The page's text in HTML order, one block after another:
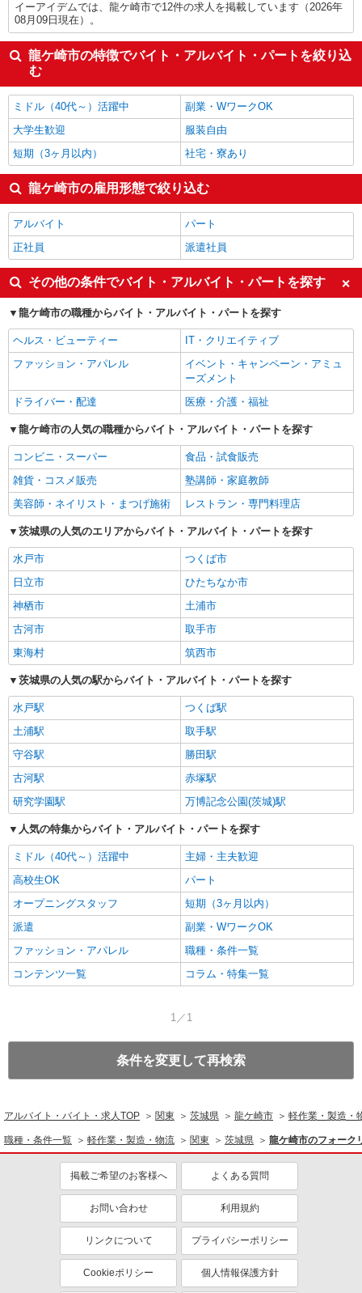
イーアイデムでは、龍ケ崎市で12件の求人を掲載しています（2026年
08月09日現在）。
龍ケ崎市の特徴でバイト・アルバイト・パートを絞り込
む
ミドル（40代～）活躍中
副業・WワークOK
大学生歓迎
服装自由
短期（3ヶ月以内）
社宅・寮あり
龍ケ崎市の雇用形態で絞り込む
アルバイト
パート
正社員
派遣社員
その他の条件でバイト・アルバイト・パートを探す
龍ケ崎市の職種からバイト・アルバイト・パートを探す
ヘルス・ビューティー
IT・クリエイティブ
ファッション・アパレル
イベント・キャンペーン・アミュ
ーズメント
ドライバー・配達
医療・介護・福祉
龍ケ崎市の人気の職種からバイト・アルバイト・パートを探す
コンビニ・スーパー
食品・試食販売
雑貨・コスメ販売
塾講師・家庭教師
美容師・ネイリスト・まつげ施術
レストラン・専門料理店
茨城県の人気のエリアからバイト・アルバイト・パートを探す
水戸市
つくば市
日立市
ひたちなか市
神栖市
土浦市
古河市
取手市
東海村
筑西市
茨城県の人気の駅からバイト・アルバイト・パートを探す
水戸駅
つくば駅
土浦駅
取手駅
守谷駅
勝田駅
古河駅
赤塚駅
研究学園駅
万博記念公園(茨城)駅
人気の特集からバイト・アルバイト・パートを探す
ミドル（40代～）活躍中
主婦・主夫歓迎
高校生OK
パート
オープニングスタッフ
短期（3ヶ月以内）
派遣
副業・WワークOK
ファッション・アパレル
職種・条件一覧
コンテンツ一覧
コラム・特集一覧
1／1
条件を変更して再検索
アルバイト・バイト・求人TOP 関東 茨城県 龍ケ崎市 軽作業・製造・
職種・条件一覧 軽作業・製造・物流 関東 茨城県 龍ケ崎市のフォーク
掲載ご希望のお客様へ よくある質問
お問い合わせ 利用規約
リンクについて プライバシーポリシー
Cookieポリシー 個人情報保護方針